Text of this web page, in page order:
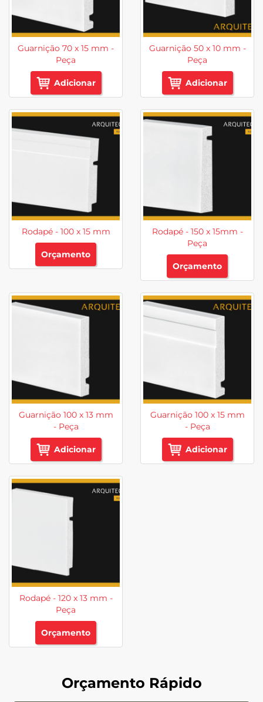
Guarnição 70 x 15 mm -
Peça
Adicionar
Guarnição 50 x 10 mm -
Peça
Adicionar
Rodapé - 100 x 15 mm
Orçamento
Rodapé - 150 x 15mm -
Peça
Orçamento
Guarnição 100 x 13 mm
- Peça
Adicionar
Guarnição 100 x 15 mm
- Peça
Adicionar
Rodapé - 120 x 13 mm -
Peça
Orçamento
Orçamento Rápido